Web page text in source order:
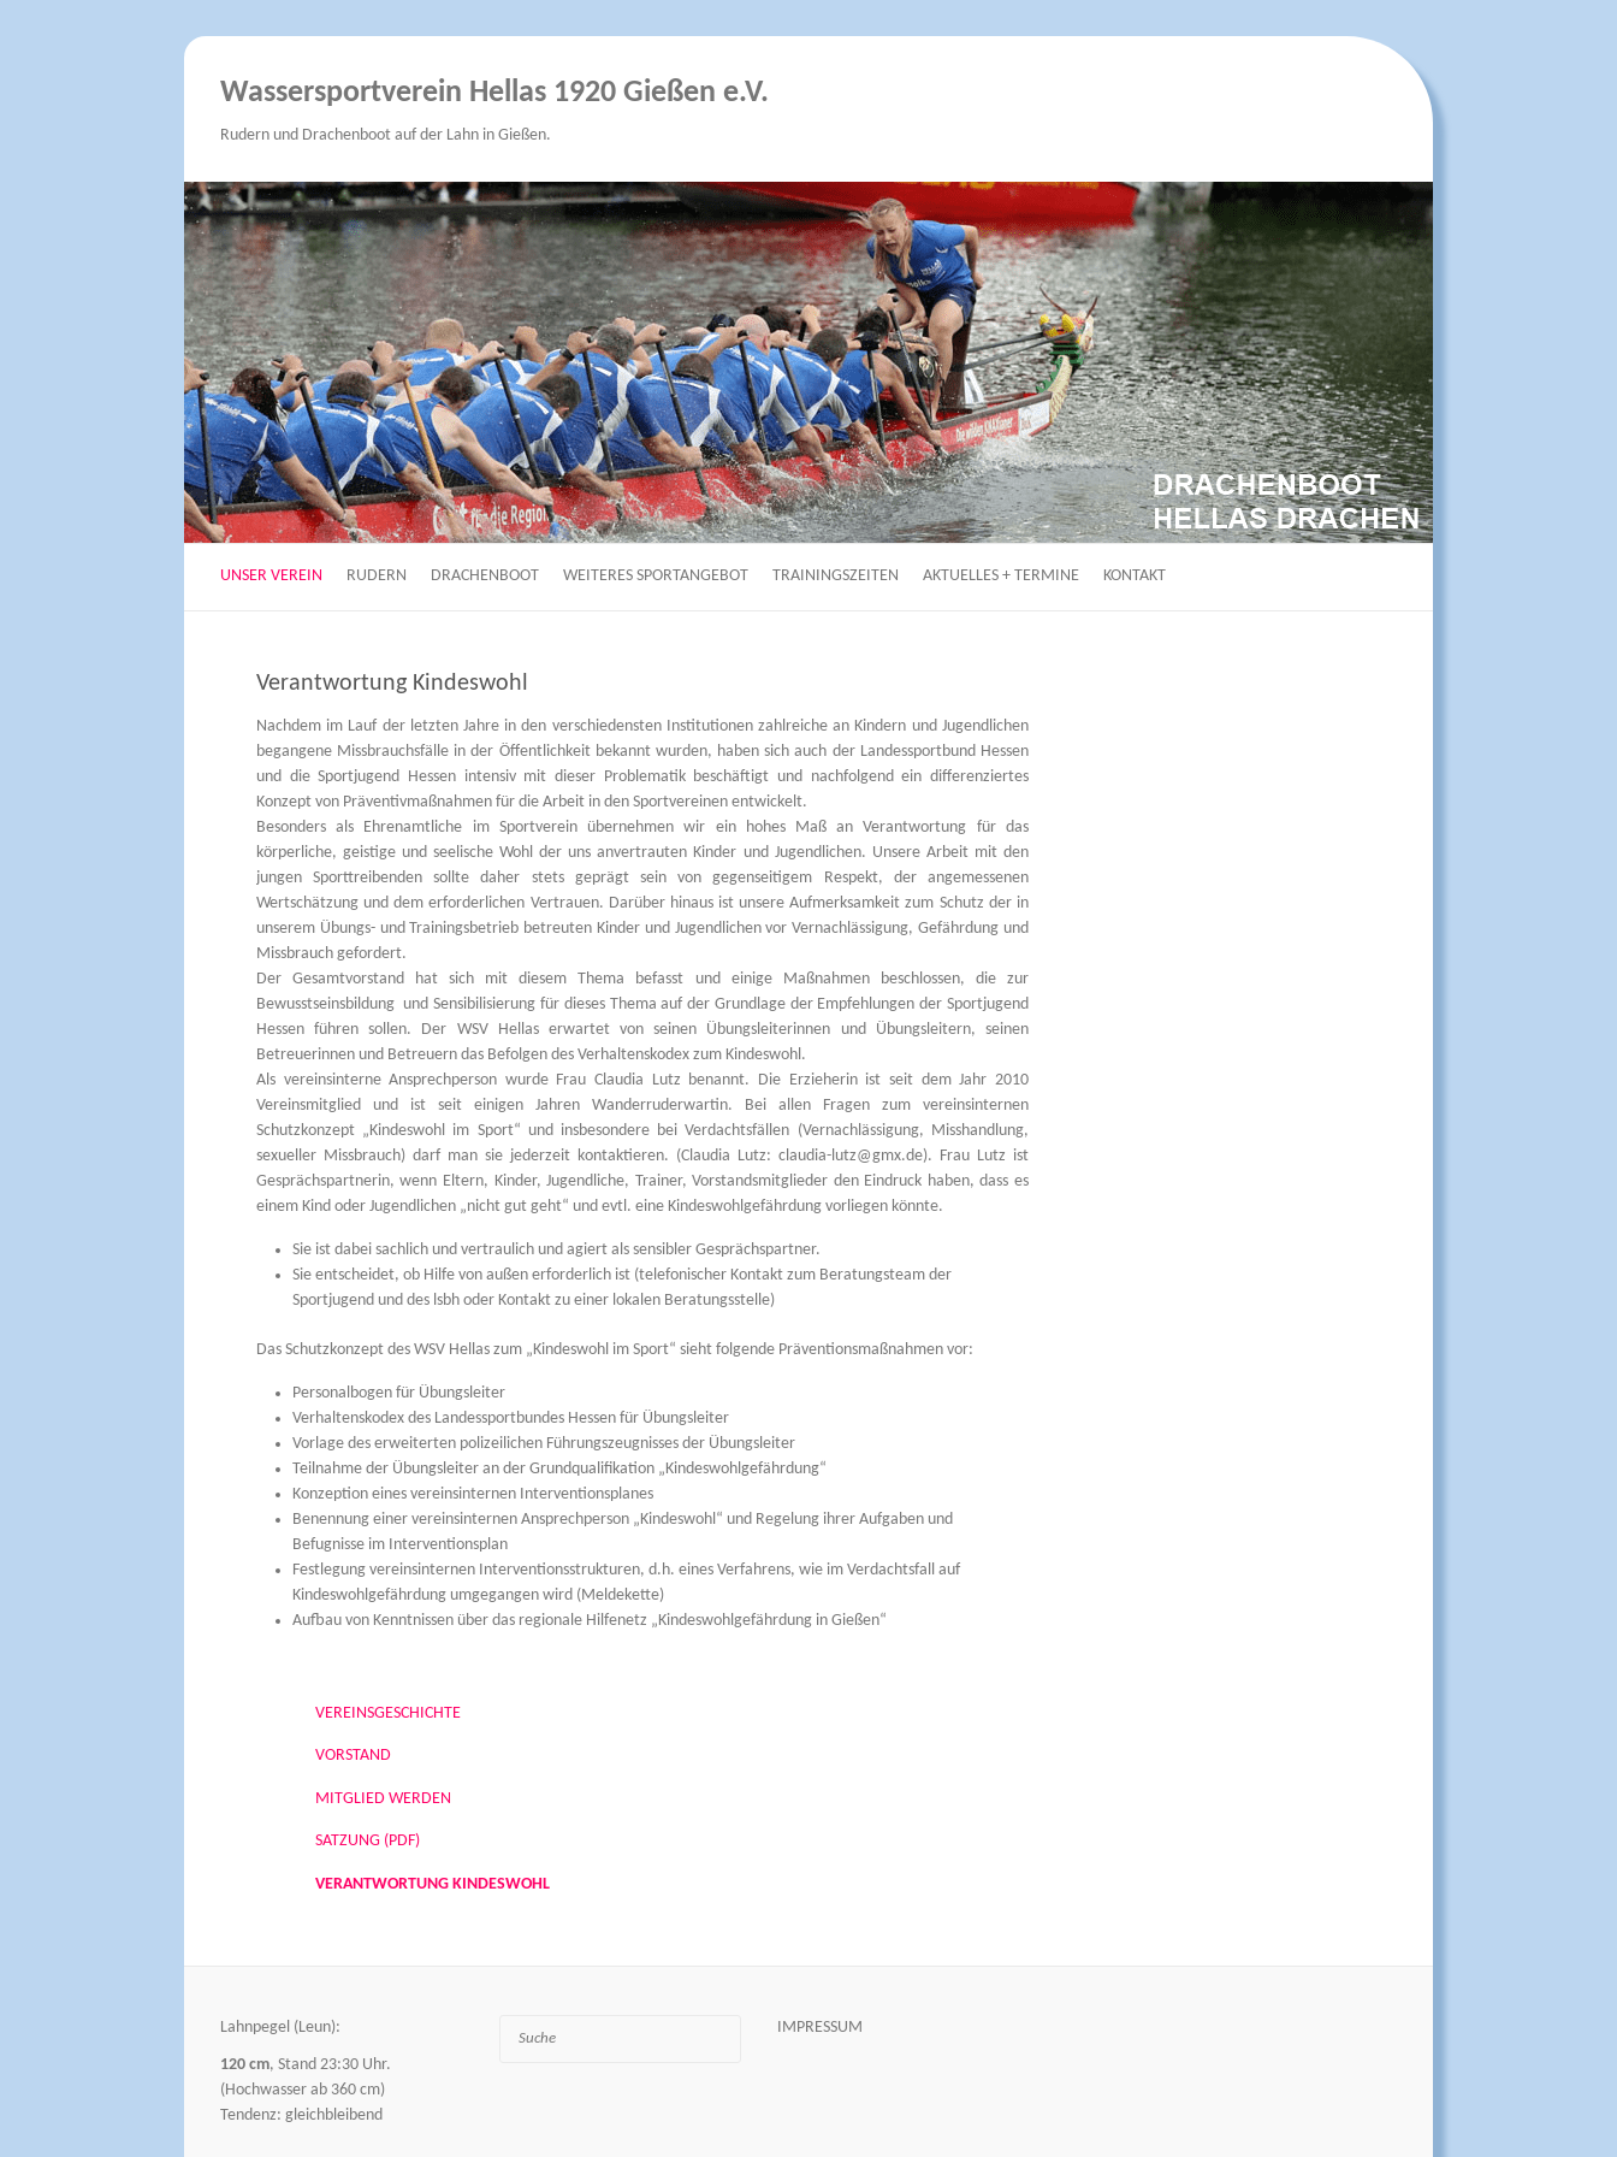
Wassersportverein Hellas 1920 Gießen e.V.
Rudern und Drachenboot auf der Lahn in Gießen.
UNSER VEREIN RUDERN DRACHENBOOT WEITERES SPORTANGEBOT TRAININGSZEITEN AKTUELLES + TERMINE KONTAKT
Verantwortung Kindeswohl
Nachdem im Lauf der letzten Jahre in den verschiedensten Institutionen zahlreiche an Kindern und Jugendlichen
begangene Missbrauchsfälle in der Öffentlichkeit bekannt wurden, haben sich auch der Landessportbund Hessen
und die Sportjugend Hessen intensiv mit dieser Problematik beschäftigt und nachfolgend ein differenziertes
Konzept von Präventivmaßnahmen für die Arbeit in den Sportvereinen entwickelt.
Besonders als Ehrenamtliche im Sportverein übernehmen wir ein hohes Maß an Verantwortung für das
körperliche, geistige und seelische Wohl der uns anvertrauten Kinder und Jugendlichen. Unsere Arbeit mit den
jungen Sporttreibenden sollte daher stets geprägt sein von gegenseitigem Respekt, der angemessenen
Wertschätzung und dem erforderlichen Vertrauen. Darüber hinaus ist unsere Aufmerksamkeit zum Schutz der in
unserem Übungs- und Trainingsbetrieb betreuten Kinder und Jugendlichen vor Vernachlässigung, Gefährdung und
Missbrauch gefordert.
Der Gesamtvorstand hat sich mit diesem Thema befasst und einige Maßnahmen beschlossen, die zur
Bewusstseinsbildung und Sensibilisierung für dieses Thema auf der Grundlage der Empfehlungen der Sportjugend
Hessen führen sollen. Der WSV Hellas erwartet von seinen Übungsleiterinnen und Übungsleitern, seinen
Betreuerinnen und Betreuern das Befolgen des Verhaltenskodex zum Kindeswohl.
Als vereinsinterne Ansprechperson wurde Frau Claudia Lutz benannt. Die Erzieherin ist seit dem Jahr 2010
Vereinsmitglied und ist seit einigen Jahren Wanderruderwartin. Bei allen Fragen zum vereinsinternen
Schutzkonzept „Kindeswohl im Sport“ und insbesondere bei Verdachtsfällen (Vernachlässigung, Misshandlung,
sexueller Missbrauch) darf man sie jederzeit kontaktieren. (Claudia Lutz: claudia-lutz@gmx.de). Frau Lutz ist
Gesprächspartnerin, wenn Eltern, Kinder, Jugendliche, Trainer, Vorstandsmitglieder den Eindruck haben, dass es
einem Kind oder Jugendlichen „nicht gut geht“ und evtl. eine Kindeswohlgefährdung vorliegen könnte.
Sie ist dabei sachlich und vertraulich und agiert als sensibler Gesprächspartner.
Sie entscheidet, ob Hilfe von außen erforderlich ist (telefonischer Kontakt zum Beratungsteam der
Sportjugend und des lsbh oder Kontakt zu einer lokalen Beratungsstelle)
Das Schutzkonzept des WSV Hellas zum „Kindeswohl im Sport“ sieht folgende Präventionsmaßnahmen vor:
Personalbogen für Übungsleiter
Verhaltenskodex des Landessportbundes Hessen für Übungsleiter
Vorlage des erweiterten polizeilichen Führungszeugnisses der Übungsleiter
Teilnahme der Übungsleiter an der Grundqualifikation „Kindeswohlgefährdung“
Konzeption eines vereinsinternen Interventionsplanes
Benennung einer vereinsinternen Ansprechperson „Kindeswohl“ und Regelung ihrer Aufgaben und
Befugnisse im Interventionsplan
Festlegung vereinsinternen Interventionsstrukturen, d.h. eines Verfahrens, wie im Verdachtsfall auf
Kindeswohlgefährdung umgegangen wird (Meldekette)
Aufbau von Kenntnissen über das regionale Hilfenetz „Kindeswohlgefährdung in Gießen“
VEREINSGESCHICHTE
VORSTAND
MITGLIED WERDEN
SATZUNG (PDF)
VERANTWORTUNG KINDESWOHL
Lahnpegel (Leun):
120 cm, Stand 23:30 Uhr.
(Hochwasser ab 360 cm)
Tendenz: gleichbleibend
IMPRESSUM